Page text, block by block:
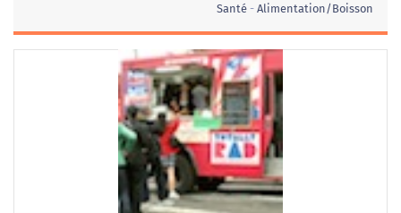
Santé Alimentation/Boisson